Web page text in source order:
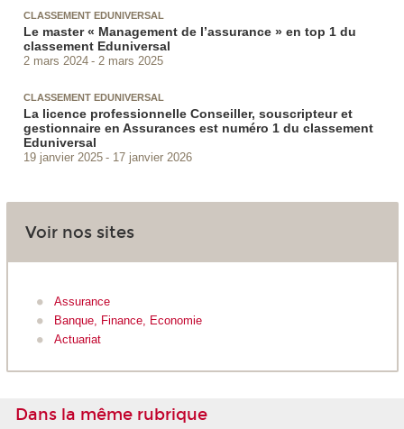
CLASSEMENT EDUNIVERSAL
Le master « Management de l’assurance » en top 1 du
classement Eduniversal
2 mars 2024 2 mars 2025
CLASSEMENT EDUNIVERSAL
La licence professionnelle Conseiller, souscripteur et
gestionnaire en Assurances est numéro 1 du classement
Eduniversal
19 janvier 2025 17 janvier 2026
Voir nos sites
Assurance
Banque, Finance, Economie
Actuariat
Dans la même rubrique